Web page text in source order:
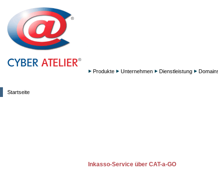
Startseite
Produkte Unternehmen Dienstleistung
Inkasso-Service über CAT-a-GO